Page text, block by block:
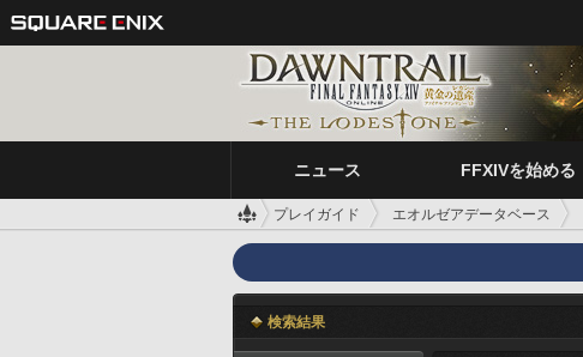
ニュース FFXIVを始める
プレイガイド エオルゼアデータベース
検索結果